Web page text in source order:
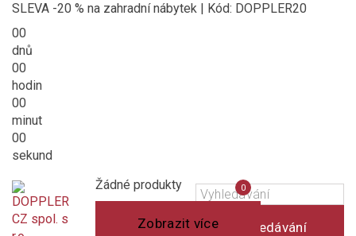
SLEVA -20 % na zahradní nábytek | Kód: DOPPLER20
00
dnů
00
hodin
00
minut
00
sekund
Vyhledávání
Košík
(prázdný)
Žádné produkty
Zobrazit více
Porovnání
produktů
0